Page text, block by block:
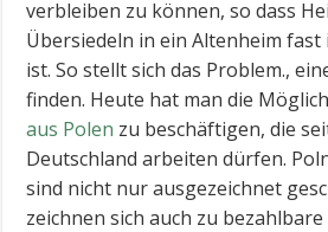
verbleiben zu können, so dass
Übersiedeln in ein Altenheim
ist. So stellt sich das Problem.,
finden. Heute hat man die
aus Polen zu beschäftigen, die
Deutschland arbeiten dürfen.
sind nicht nur ausgezeichnet
zeichnen sich auch zu